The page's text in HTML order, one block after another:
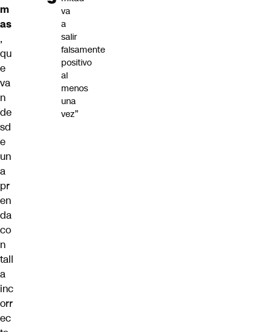
m
as
,
qu
e
va
n
de
sd
e
un
a
pr
en
da
co
n
tall
a
inc
orr
ec
va
a
salir
falsamente
positivo
al
menos
una
vez”